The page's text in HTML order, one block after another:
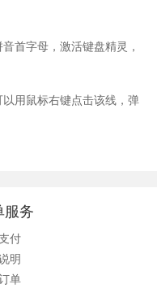
首字母，激活键盘精灵，
用鼠标右键点击该线，弹
服务
付
明
单